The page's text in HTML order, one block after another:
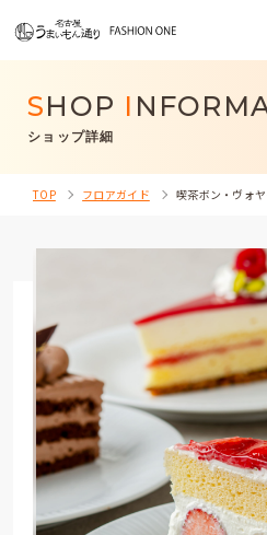
SHOP I
ショップ詳細
TOP フロアガイド 喫茶ボン・ヴォ